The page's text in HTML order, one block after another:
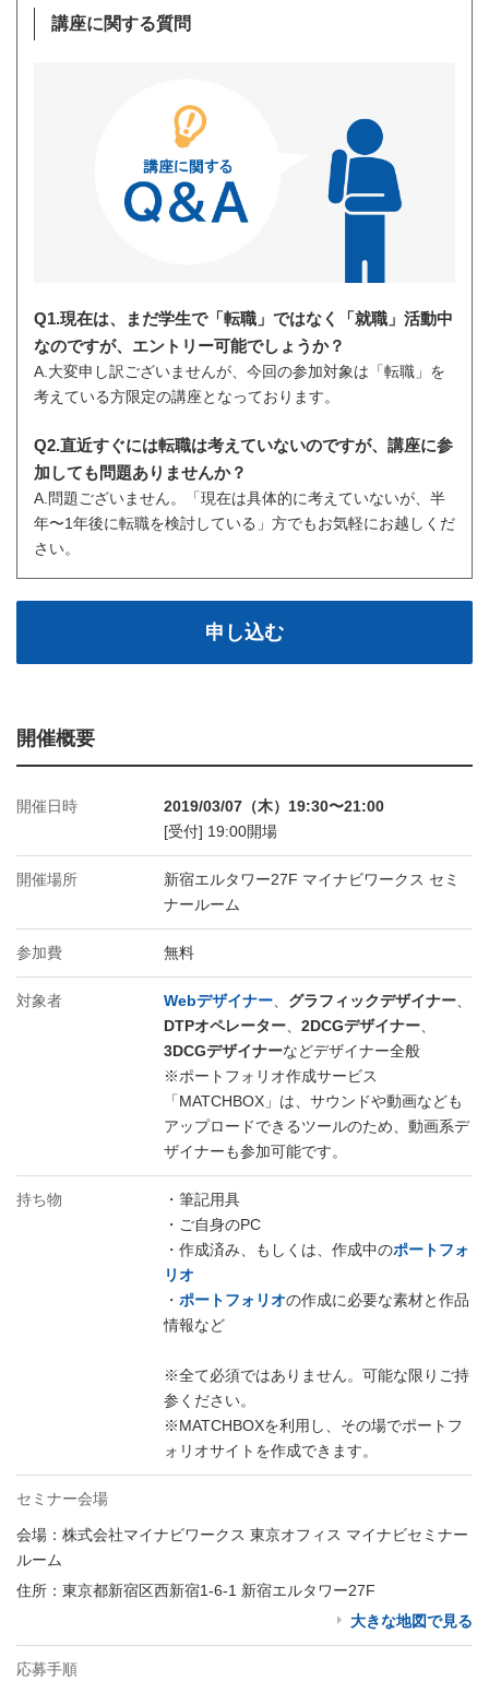
講座に関する質問
Q1.現在は、まだ学生で「転職」ではなく「就職」活動中
なのですが、エントリー可能でしょうか？
A.大変申し訳ございませんが、今回の参加対象は「転職」を
考えている方限定の講座となっております。
Q2.直近すぐには転職は考えていないのですが、講座に参
加しても問題ありませんか？
A.問題ございません。「現在は具体的に考えていないが、半
年〜1年後に転職を検討している」方でもお気軽にお越しくだ
さい。
申し込む
開催概要
開催日時
2019/03/07（木）19:30〜21:00
[受付] 19:00開場
開催場所
新宿エルタワー27F マイナビワークス セミ
ナールーム
参加費 無料
対象者 Webデザイナー グラフィックデザイナー
DTPオペレーター 、2DCGデザイナー
3DCGデザイナーなどデザイナー全般
※ポートフォリオ作成サービス
「MATCHBOX」は、サウンドや動画なども
アップロードできるツールのため、動画系デ
ザイナーも参加可能です。
持ち物
・筆記用具
・ご自身のPC
・作成済み、もしくは、作成中のポートフォ
リオ
・ポートフォリオの作成に必要な素材と作品
情報など
※全て必須ではありません。可能な限りご持
参ください。
※MATCHBOXを利用し、その場でポートフ
ォリオサイトを作成できます。
セミナー会場
会場：株式会社マイナビワークス 東京オフィス マイナビセミナー
ルーム
住所：東京都新宿区西新宿1-6-1 新宿エルタワー27F
大きな地図で見る
応募手順